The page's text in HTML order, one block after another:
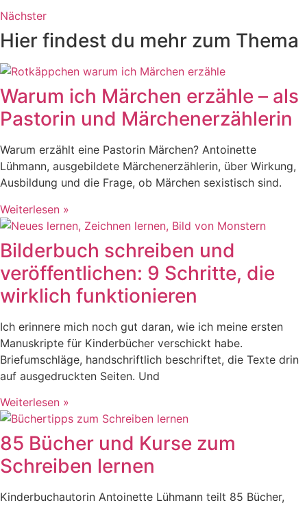
Nächster
Hier findest du mehr zum Thema
Warum ich Märchen erzähle – als
Pastorin und Märchenerzählerin
Warum erzählt eine Pastorin Märchen? Antoinette
Lühmann, ausgebildete Märchenerzählerin, über Wirkung,
Ausbildung und die Frage, ob Märchen sexistisch sind.
Weiterlesen »
Bilderbuch schreiben und
veröffentlichen: 9 Schritte, die
wirklich funktionieren
Ich erinnere mich noch gut daran, wie ich meine ersten
Manuskripte für Kinderbücher verschickt habe.
Briefumschläge, handschriftlich beschriftet, die Texte drin
auf ausgedruckten Seiten. Und
Weiterlesen »
85 Bücher und Kurse zum
Schreiben lernen
Kinderbuchautorin Antoinette Lühmann teilt 85 Bücher,